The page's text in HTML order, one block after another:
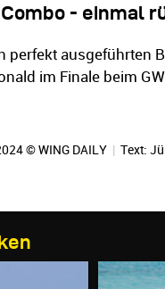
- einmal
perfekt ausgeführten
im Finale beim
© WING DAILY | Text: